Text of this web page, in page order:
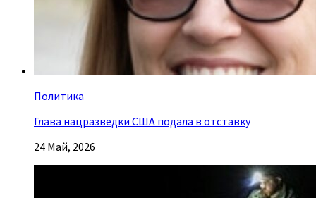
Политика
Глава нацразведки США подала в отставку
24 Май, 2026